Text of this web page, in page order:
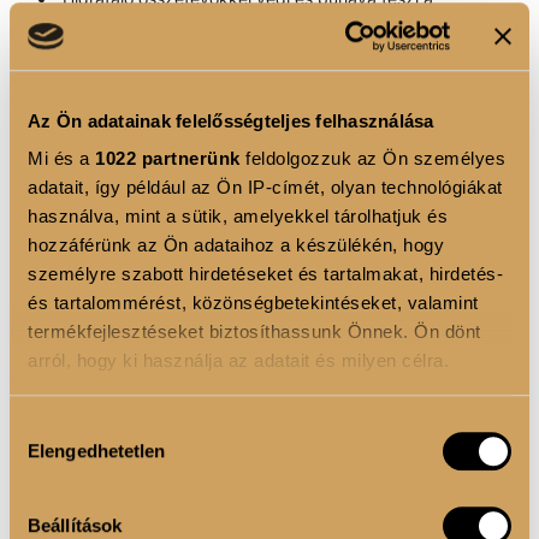
Az Ön adatainak felelősségteljes felhasználása
Mi és a 1022 partnerünk feldolgozzuk az Ön személyes
adatait, így például az Ön IP-címét, olyan technológiákat
használva, mint a sütik, amelyekkel tárolhatjuk és
hozzáférünk az Ön adataihoz a készülékén, hogy
személyre szabott hirdetéseket és tartalmakat, hirdetés-
és tartalommérést, közönségbetekintéseket, valamint
termékfejlesztéseket biztosíthassunk Önnek. Ön dönt
arról, hogy ki használja az adatait és milyen célra.
Információgyűjtés az Ön földrajzi elhelyezkedéséről
Az Ön készülékén beazonosítása annak konkrét
kiválasztása
Elengedhetetlen
Beállítások
hajat.
A balayage lényege, hogy az árnyalatok és színek
többi festési technikától.
A balayage technikához elengedhetetlen a precíz
érhetsz el. Ezek
az ecsetek kicsi és nagy méretben kaphatók, hogy
minden hajtípushoz és hajfestési technikához
igazodjanak. A finoman kidolgozott ecsetek biztosítják,
hogy a festék vagy a szőkítőkrém pontosan ott legyen,
átmeneteket, amelyek a balayage védjegyei.
UTÓÁPOLÁS: A BALAYAGE